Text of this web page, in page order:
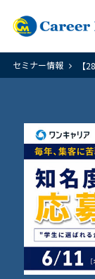
セミナー情報